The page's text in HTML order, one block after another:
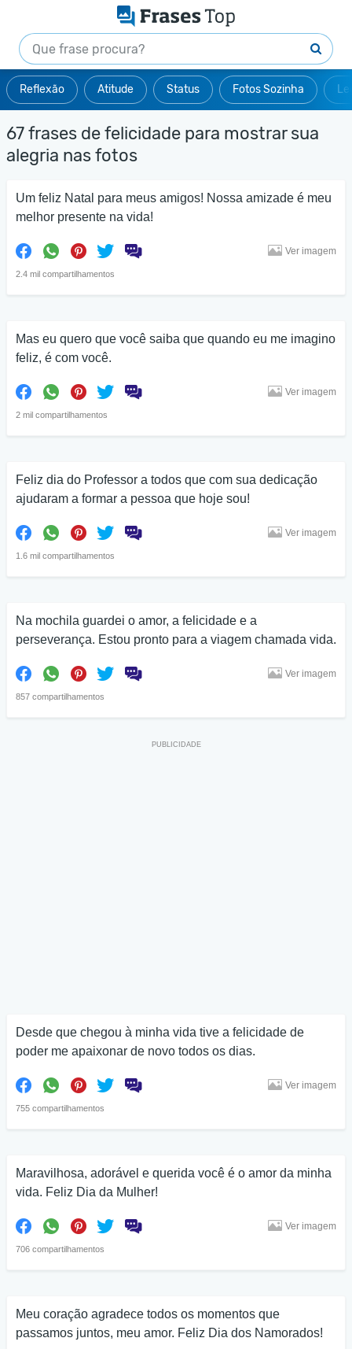
Reflexão Atitude Status Fotos Sozinha
67 frases de felicidade para mostrar sua
alegria nas fotos
Um feliz Natal para meus amigos! Nossa amizade é meu
melhor presente na vida!
2.4 mil compartilhamentos
Ver imagem
Mas eu quero que você saiba que quando eu me imagino
feliz, é com você.
2 mil compartilhamentos
Ver imagem
Feliz dia do Professor a todos que com sua dedicação
ajudaram a formar a pessoa que hoje sou!
1.6 mil compartilhamentos
Ver imagem
Na mochila guardei o amor, a felicidade e a
perseverança. Estou pronto para a viagem chamada vida.
857 compartilhamentos
Ver imagem
Desde que chegou à minha vida tive a felicidade de
poder me apaixonar de novo todos os dias.
755 compartilhamentos
Ver imagem
Maravilhosa, adorável e querida você é o amor da minha
vida. Feliz Dia da Mulher!
706 compartilhamentos
Ver imagem
Meu coração agradece todos os momentos que
passamos juntos, meu amor. Feliz Dia dos Namorados!